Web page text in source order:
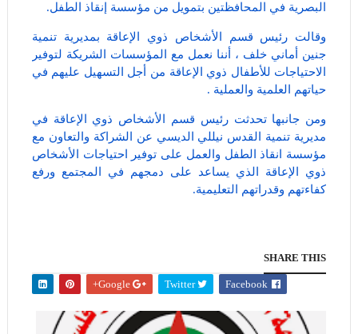
البصرية في المحافظتين بتمويل من مؤسسة إنقاذ الطفل.
وقالت رئيس قسم الأشخاص ذوي الإعاقة بمديرية تنمية
جنين أماني خلف ، أننا نعمل مع المؤسسات الشريكة لتوفير
الاحتياجات للأطفال ذوي الإعاقة من أجل التسهيل عليهم في
حياتهم العلمية والعملية .
ومن جانبها تحدثت رئيس قسم الأشخاص ذوي الإعاقة في
مديرية تنمية القدس نيللي الديسي عن الشراكة والتعاون مع
مؤسسة انقاذ الطفل والعمل على توفير احتياجات الأشخاص
ذوي الإعاقة الذي يساعد على دمجهم في المجتمع ورفع
كفاءتهم وقدراتهم التعليمية.
SHARE THIS
Facebook
Twitter
Google+